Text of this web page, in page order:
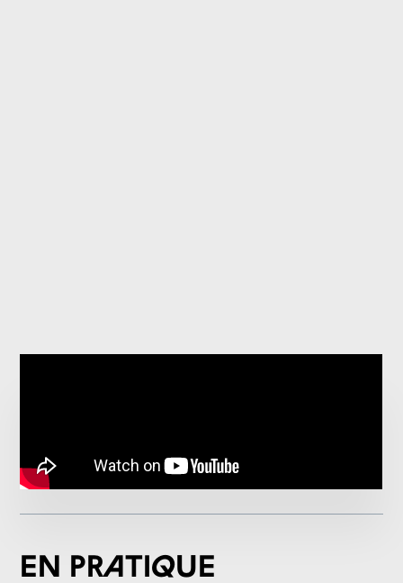
En pratique